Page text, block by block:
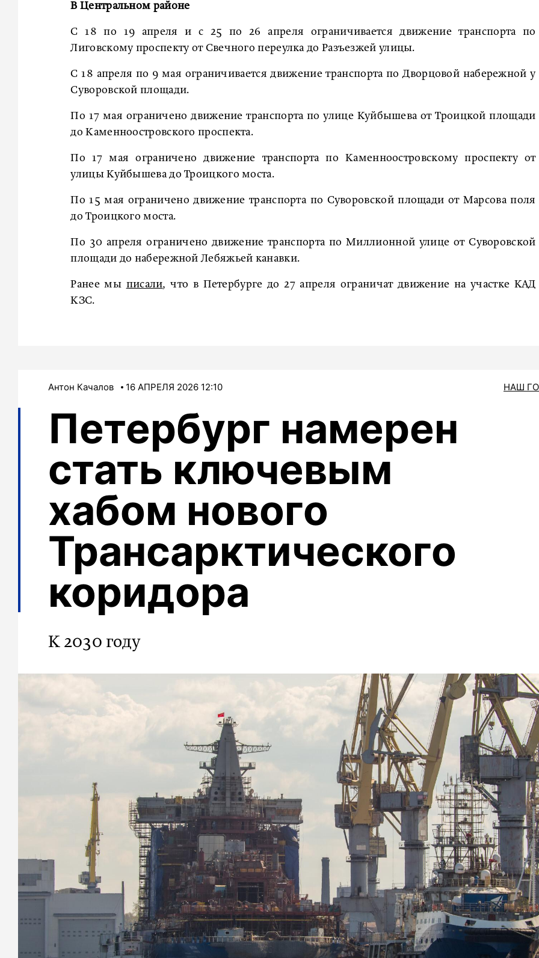
В Центральном районе
С 18 по 19 апреля и с 25 по 26 апреля ограничивается движение транспорта по
Лиговскому проспекту от Свечного переулка до Разъезжей улицы.
С 18 апреля по 9 мая ограничивается движение транспорта по Дворцовой набережной у
Суворовской площади.
По 17 мая ограничено движение транспорта по улице Куйбышева от Троицкой площади
до Каменноостровского проспекта.
По 17 мая ограничено движение транспорта по Каменноостровскому проспекту от
улицы Куйбышева до Троицкого моста.
По 15 мая ограничено движение транспорта по Суворовской площади от Марсова поля
до Троицкого моста.
По 30 апреля ограничено движение транспорта по Миллионной улице от Суворовской
площади до набережной Лебяжьей канавки.
Ранее мы писали, что в Петербурге до 27 апреля ограничат движение на участке КАД
КЗС.
Антон Качалов 16 АПРЕЛЯ 2026 12:10 НАШ
Петербург намерен
стать ключевым
хабом нового
Трансарктического
коридора
К 2030 году